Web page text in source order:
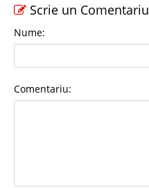
Scrie un Comentariu
Nume:
Comentariu: